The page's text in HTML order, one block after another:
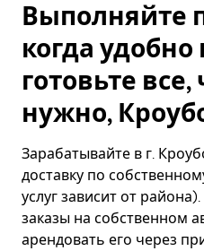
Выполняйте
когда удобно
готовьте
нужно,
Зарабатывайте в г.
доставку по
услуг зависит от
заказы на собственном
арендовать его через